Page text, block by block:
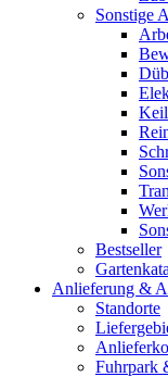
Sonstige
Bestseller
Anlieferung &
Standorte
Fuhrpark